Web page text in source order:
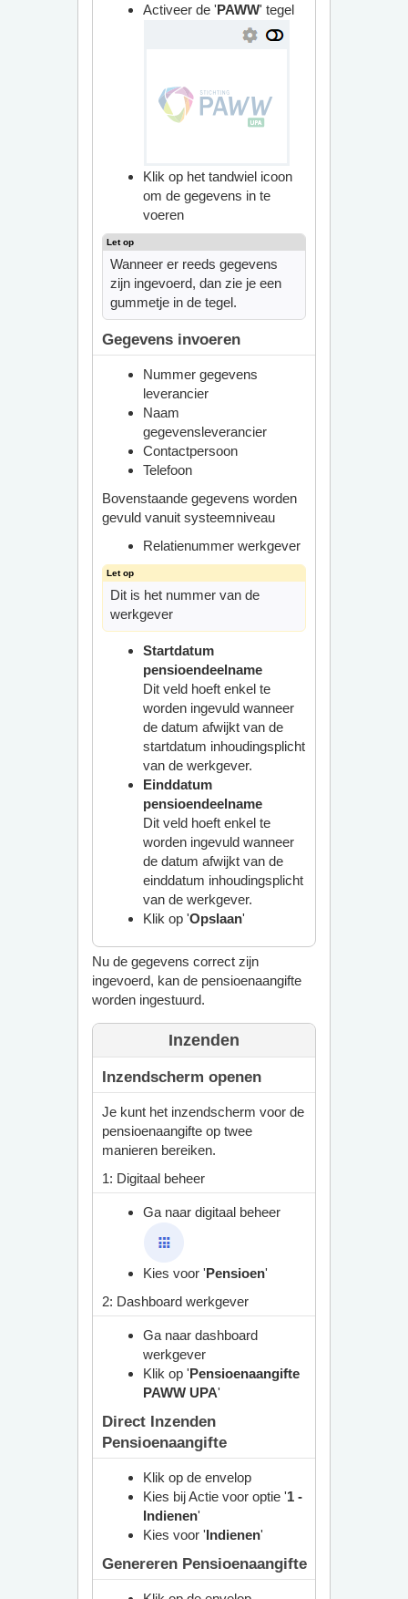
Activeer de 'PAWW' tegel
Klik op het tandwiel icoon
om de gegevens in te
voeren
Wanneer er reeds gegevens
zijn ingevoerd, dan zie je een
gummetje in de tegel.
Gegevens invoeren
Nummer gegevens
leverancier
Naam
gegevensleverancier
Contactpersoon
Telefoon
Bovenstaande gegevens worden
gevuld vanuit systeemniveau
Relatienummer werkgever
Dit is het nummer van de
werkgever
Startdatum
pensioendeelname
Dit veld hoeft enkel te
worden ingevuld wanneer
de datum afwijkt van de
startdatum inhoudingsplicht
van de werkgever.
Einddatum
pensioendeelname
Dit veld hoeft enkel te
worden ingevuld wanneer
de datum afwijkt van de
einddatum inhoudingsplicht
van de werkgever.
Klik op 'Opslaan'
Nu de gegevens correct zijn
ingevoerd, kan de pensioenaangifte
worden ingestuurd.
Inzenden
Inzendscherm openen
Je kunt het inzendscherm voor de
pensioenaangifte op twee
manieren bereiken.
1: Digitaal beheer
Ga naar digitaal beheer
Kies voor 'Pensioen'
2: Dashboard werkgever
Ga naar dashboard
werkgever
Klik op 'Pensioenaangifte
PAWW UPA'
Direct Inzenden
Pensioenaangifte
Klik op de envelop
Kies bij Actie voor optie '1 -
Indienen'
Kies voor 'Indienen'
Genereren Pensioenaangifte